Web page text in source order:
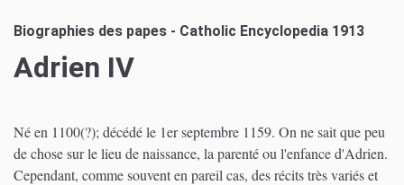
Biographies des papes - Catholic Encyclopedia 1913
Adrien IV
Né en 1100(?); décédé le 1er septembre 1159. On ne sait que peu
de chose sur le lieu de naissance, la parenté ou l'enfance d'Adrien.
Cependant, comme souvent en pareil cas, des récits très variés et